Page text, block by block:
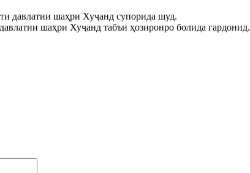
давлатии шаҳри Хуҷанд супорида шуд.
шаҳри Хуҷанд табъи ҳозиронро болида гардонид.